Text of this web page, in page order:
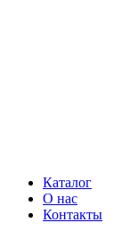
Каталог
О нас
Контакты